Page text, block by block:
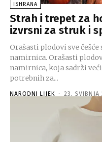
ISHRANA
Strah i trepet za
izvrsni za struk i
Orašasti plodovi sve
namirnica. Orašasti
namirnica, koja sadrži
potrebnih za...
NARODNI LIJEK - 23. SVIBNJA